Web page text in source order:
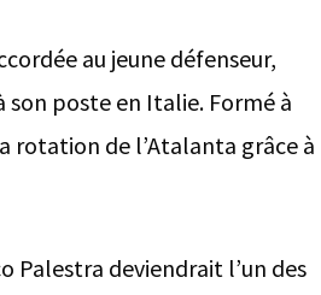
au jeune défenseur,
poste en Italie. Formé à
rotation de l’Atalanta grâce à
Palestra deviendrait l’un des